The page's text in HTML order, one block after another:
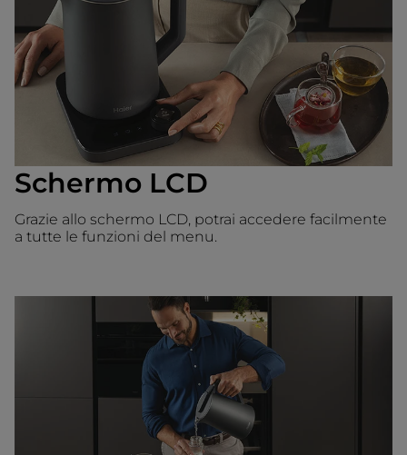
Schermo LCD
Grazie allo schermo LCD, potrai accedere facilmente
a tutte le funzioni del menu.